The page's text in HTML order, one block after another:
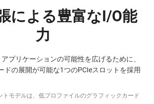
による豊富なI/O能
力
プリケーションの可能性を広げるために、
ドの展開が可能な1つのPCIeスロットを採用
トモデルは、低プロファイルのグラフィックカード